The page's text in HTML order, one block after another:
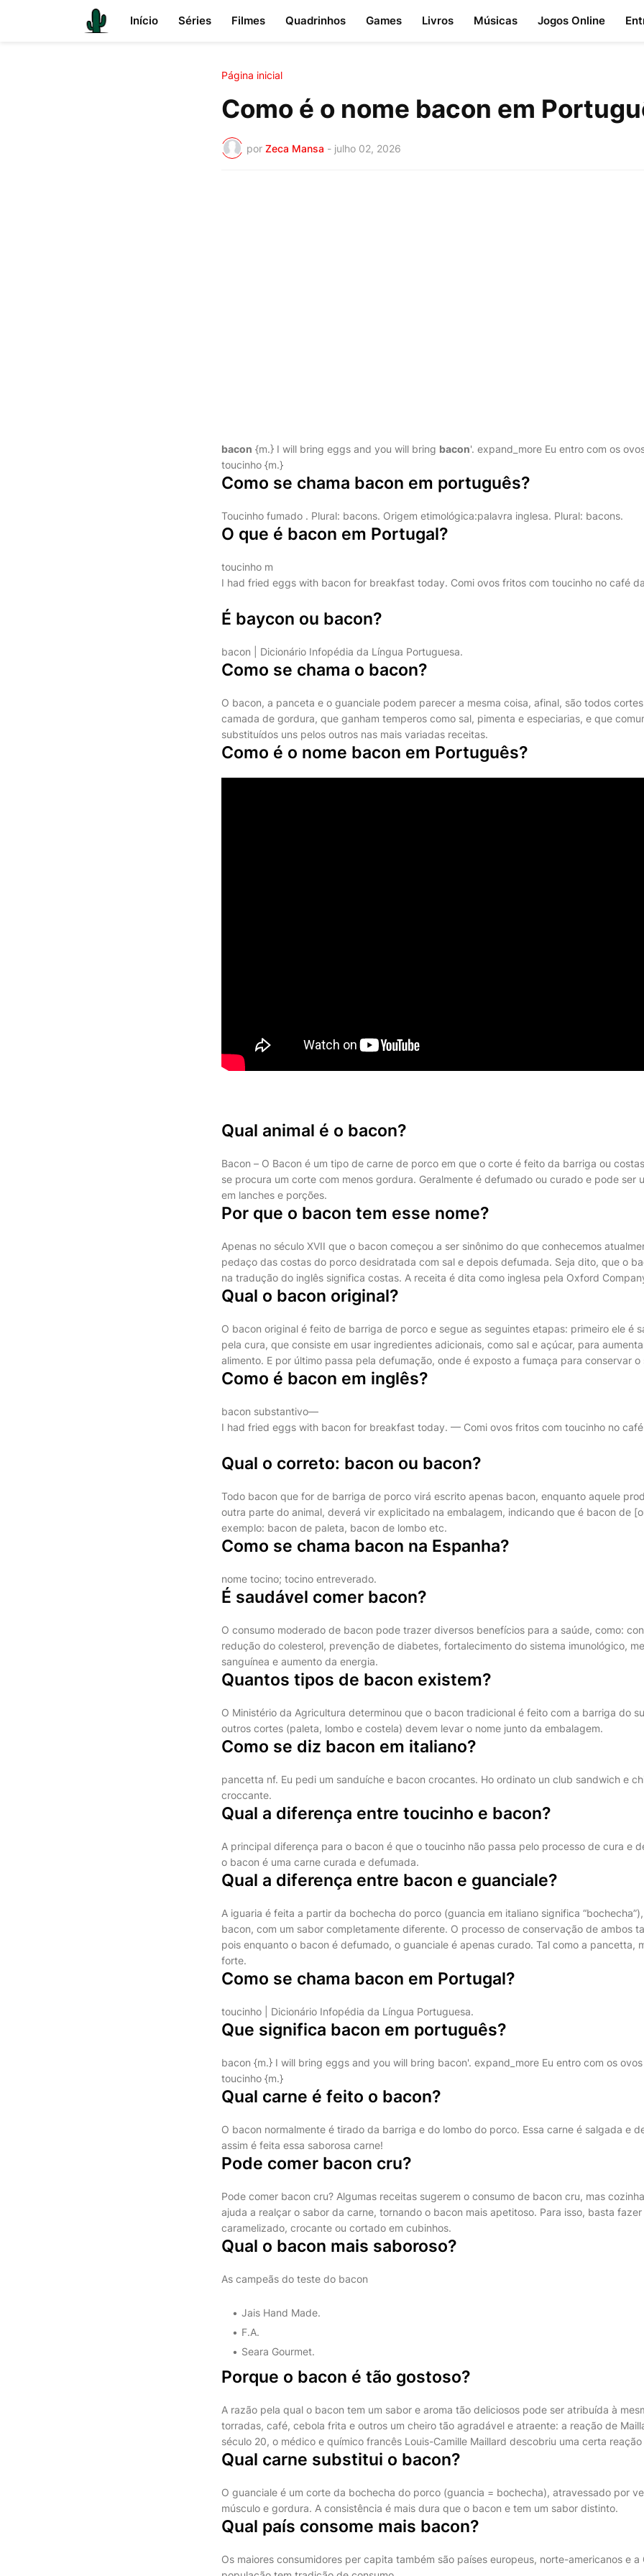
Início Séries Filmes Quadrinhos Games Livros Músicas Jogos Online
Página inicial
Como é o nome bacon em
por Zeca Mansa - julho 02, 2026
bacon {m.} I will bring eggs and you will bring bacon'. expand_more Eu entro com os
toucinho {m.}
Como se chama bacon em português?
Toucinho fumado . Plural: bacons. Origem etimológica:palavra inglesa. Plural: bacons.
O que é bacon em Portugal?
toucinho m
I had fried eggs with bacon for breakfast today. Comi ovos fritos com toucinho no café
É baycon ou bacon?
bacon | Dicionário Infopédia da Língua Portuguesa.
Como se chama o bacon?
O bacon, a panceta e o guanciale podem parecer a mesma coisa, afinal, são todos
camada de gordura, que ganham temperos como sal, pimenta e especiarias, e que
substituídos uns pelos outros nas mais variadas receitas.
Como é o nome bacon em Português?
Qual animal é o bacon?
Bacon – O Bacon é um tipo de carne de porco em que o corte é feito da barriga ou
se procura um corte com menos gordura. Geralmente é defumado ou curado e pode ser
em lanches e porções.
Por que o bacon tem esse nome?
Apenas no século XVII que o bacon começou a ser sinônimo do que conhecemos
pedaço das costas do porco desidratada com sal e depois defumada. Seja dito, que o
na tradução do inglês significa costas. A receita é dita como inglesa pela Oxford
Qual o bacon original?
O bacon original é feito de barriga de porco e segue as seguintes etapas: primeiro ele é
pela cura, que consiste em usar ingredientes adicionais, como sal e açúcar, para
alimento. E por último passa pela defumação, onde é exposto a fumaça para conservar o
Como é bacon em inglês?
bacon substantivo—
I had fried eggs with bacon for breakfast today. — Comi ovos fritos com toucinho no café
Qual o correto: bacon ou bacon?
Todo bacon que for de barriga de porco virá escrito apenas bacon, enquanto aquele
outra parte do animal, deverá vir explicitado na embalagem, indicando que é bacon de
exemplo: bacon de paleta, bacon de lombo etc.
Como se chama bacon na Espanha?
nome tocino; tocino entreverado.
É saudável comer bacon?
O consumo moderado de bacon pode trazer diversos benefícios para a saúde, como:
redução do colesterol, prevenção de diabetes, fortalecimento do sistema imunológico,
sanguínea e aumento da energia.
Quantos tipos de bacon existem?
O Ministério da Agricultura determinou que o bacon tradicional é feito com a barriga do
outros cortes (paleta, lombo e costela) devem levar o nome junto da embalagem.
Como se diz bacon em italiano?
pancetta nf. Eu pedi um sanduíche e bacon crocantes. Ho ordinato un club sandwich e
croccante.
Qual a diferença entre toucinho e bacon?
A principal diferença para o bacon é que o toucinho não passa pelo processo de cura e
o bacon é uma carne curada e defumada.
Qual a diferença entre bacon e guanciale?
A iguaria é feita a partir da bochecha do porco (guancia em italiano significa
bacon, com um sabor completamente diferente. O processo de conservação de ambos
pois enquanto o bacon é defumado, o guanciale é apenas curado. Tal como a pancetta,
forte.
Como se chama bacon em Portugal?
toucinho | Dicionário Infopédia da Língua Portuguesa.
Que significa bacon em português?
bacon {m.} I will bring eggs and you will bring bacon'. expand_more Eu entro com os
toucinho {m.}
Qual carne é feito o bacon?
O bacon normalmente é tirado da barriga e do lombo do porco. Essa carne é salgada e
assim é feita essa saborosa carne!
Pode comer bacon cru?
Pode comer bacon cru? Algumas receitas sugerem o consumo de bacon cru, mas
ajuda a realçar o sabor da carne, tornando o bacon mais apetitoso. Para isso, basta
caramelizado, crocante ou cortado em cubinhos.
Qual o bacon mais saboroso?
As campeãs do teste do bacon
Jais Hand Made.
F.A.
Seara Gourmet.
Porque o bacon é tão gostoso?
A razão pela qual o bacon tem um sabor e aroma tão deliciosos pode ser atribuída à
torradas, café, cebola frita e outros um cheiro tão agradável e atraente: a reação de
século 20, o médico e químico francês Louis-Camille Maillard descobriu uma certa
Qual carne substitui o bacon?
O guanciale é um corte da bochecha do porco (guancia = bochecha), atravessado por
músculo e gordura. A consistência é mais dura que o bacon e tem um sabor distinto.
Qual país consome mais bacon?
Os maiores consumidores per capita também são países europeus, norte-americanos e a